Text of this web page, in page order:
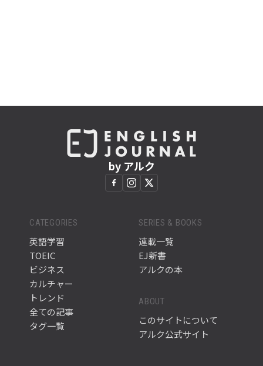
by アルク
CATEGORIES
英語学習
TOEIC
ビジネス
カルチャー
トレンド
全ての記事
タグ一覧
SERIES & BOOKS
連載一覧
EJ新書
アルクの本
ABOUT
このサイトについて
アルク公式サイト